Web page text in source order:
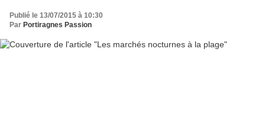
Publié le 13/07/2015 à 10:30
Par Portiragnes Passion